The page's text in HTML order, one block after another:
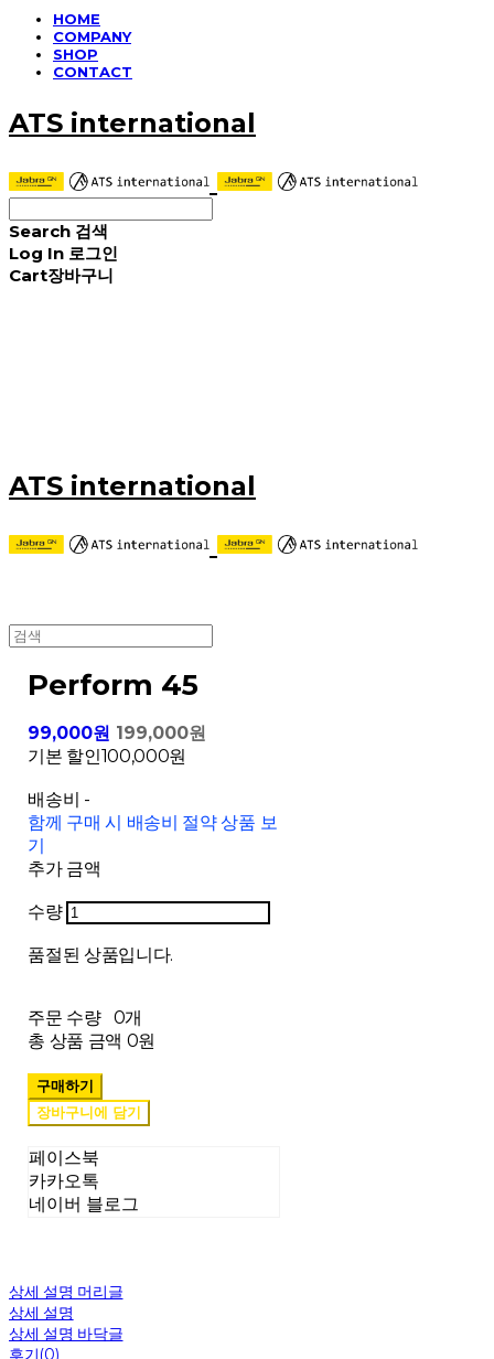
HOME
COMPANY
SHOP
CONTACT
ATS international
Search 검색
Log In 로그인
Cart장바구니
ATS international
Perform 45
99,000원 199,000원
기본 할인100,000원
배송비 -
함께 구매 시 배송비 절약 상품 보
기
추가 금액
수량
품절된 상품입니다.
주문 수량 0개
총 상품 금액 0원
구매하기
장바구니에 담기
페이스북
카카오톡
네이버 블로그
상세 설명 머리글
상세 설명
상세 설명 바닥글
후기(0)